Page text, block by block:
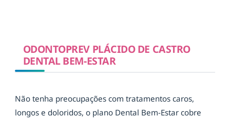
ODONTOPREV PLÁCIDO DE CASTRO
DENTAL BEM-ESTAR
Não tenha preocupações com tratamentos caros,
longos e doloridos, o plano Dental Bem-Estar cobre